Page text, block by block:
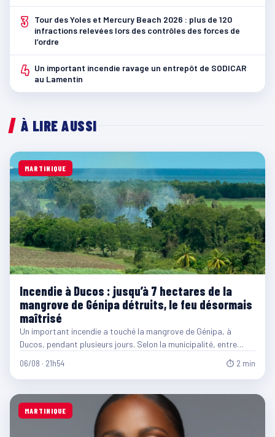
3
Tour des Yoles et Mercury Beach 2026 : plus de 120
infractions relevées lors des contrôles des forces de
l’ordre
4 Un important incendie ravage un entrepôt de SODICAR
au Lamentin
À LIRE AUSSI
MARTINIQUE
Incendie à Ducos : jusqu’à 7 hectares de la
mangrove de Génipa détruits, le feu désormais
maîtrisé
Un important incendie a touché la mangrove de Génipa, à
Ducos, pendant plusieurs jours. Selon la municipalité, entre…
06/08 · 21h54 ⏱ 2 min
MARTINIQUE